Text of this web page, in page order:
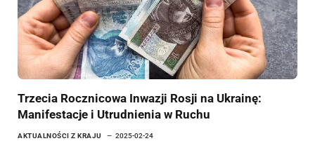
Trzecia Rocznicowa Inwazji Rosji na Ukrainę:
Manifestacje i Utrudnienia w Ruchu
AKTUALNOŚCI Z KRAJU 2025-02-24